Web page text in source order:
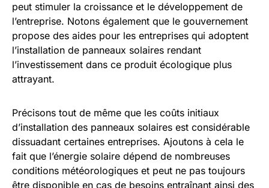
peut stimuler la croissance et le développement de
l’entreprise. Notons également que le gouvernement
propose des aides pour les entreprises qui adoptent
l’installation de panneaux solaires rendant
l’investissement dans ce produit écologique plus
attrayant.
Précisons tout de même que les coûts initiaux
d’installation des panneaux solaires est considérable
dissuadant certaines entreprises. Ajoutons à cela le
fait que l’énergie solaire dépend de nombreuses
conditions météorologiques et peut ne pas toujours
être disponible en cas de besoins entraînant ainsi des